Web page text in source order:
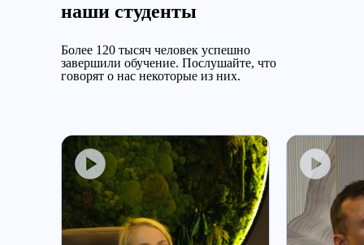
наши студенты
Более 120 тысяч человек успешно
завершили обучение. Послушайте, что
говорят о нас некоторые из них.